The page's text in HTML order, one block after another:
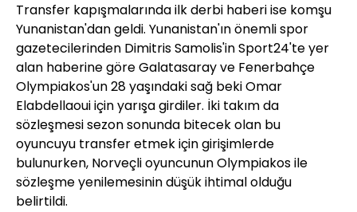
Transfer kapışmalarında ilk derbi haberi ise komşu
Yunanistan'dan geldi. Yunanistan'ın önemli spor
gazetecilerinden Dimitris Samolis'in Sport24'te yer
alan haberine göre Galatasaray ve Fenerbahçe
Olympiakos'un 28 yaşındaki sağ beki Omar
Elabdellaoui için yarışa girdiler. İki takım da
sözleşmesi sezon sonunda bitecek olan bu
oyuncuyu transfer etmek için girişimlerde
bulunurken, Norveçli oyuncunun Olympiakos ile
sözleşme yenilemesinin düşük ihtimal olduğu
belirtildi.